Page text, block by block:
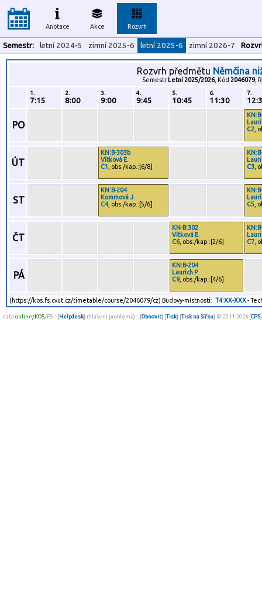
Anotace Akce Rozvrh
Semestr: letní 2024-5 zimní 2025-6 letní 2025-6 zimní 2026-7
Rozvrh předmětu Němčina
Semestr Letní 2025/2026, Kód 2046079,
1.
7:15
2.
8:00
3.
9:00
4.
9:45
5.
10:45
6.
11:30
7.
PO
C2 ,
ÚT
KN:B-303b
Vítková E.
C1 , obs./kap.:[6/8]
C3 ,
ST
KN:B-204
Kommová J.
C4, obs./kap.:[5/6]
C5 ,
ČT
KN-B:302
Vítková E.
C6, obs./kap.:[2/6]
C7 ,
PÁ
KN:B-204
Laurich P.
C9, obs./kap.:[4/6]
(https://kos.fs.cvut.cz/timetable/course/2046079/cz) Budovy-místnosti: T4:XX-XXX-
data online/KOS/FS :: [Helpdesk] (hlášení problémů) :: [Obnovit] [Tisk] [Tisk na šířku] © 2011-2026 [CPS